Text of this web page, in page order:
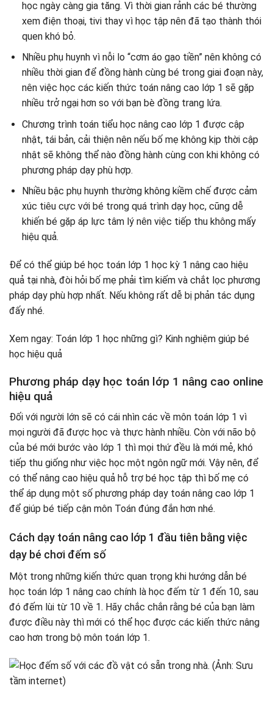
học ngày càng gia tăng. Vì thời gian rảnh các bé thường
xem điện thoại, tivi thay vì học tập nên đã tạo thành thói
quen khó bỏ.
Nhiều phụ huynh vì nỗi lo “cơm áo gạo tiền” nên không có
nhiều thời gian để đồng hành cùng bé trong giai đoạn này,
nên việc học các kiến thức toán nâng cao lớp 1 sẽ gặp
nhiều trở ngại hơn so với bạn bè đồng trang lứa.
Chương trình toán tiểu học nâng cao lớp 1 được cập
nhật, tái bản, cải thiện nên nếu bố mẹ không kịp thời cập
nhật sẽ không thể nào đồng hành cùng con khi không có
phương pháp dạy phù hợp.
Nhiều bậc phụ huynh thường không kiềm chế được cảm
xúc tiêu cực với bé trong quá trình dạy học, cũng dễ
khiến bé gặp áp lực tâm lý nên việc tiếp thu không mấy
hiệu quả.
Để có thể giúp bé học toán lớp 1 học kỳ 1 nâng cao hiệu
quả tại nhà, đòi hỏi bố mẹ phải tìm kiếm và chắt lọc phương
pháp dạy phù hợp nhất. Nếu không rất dễ bị phản tác dụng
đấy nhé.
Xem ngay: Toán lớp 1 học những gì? Kinh nghiệm giúp bé
học hiệu quả
Phương pháp dạy học toán lớp 1 nâng cao online
hiệu quả
Đối với người lớn sẽ có cái nhìn các về môn toán lớp 1 vì
mọi người đã được học và thực hành nhiều. Còn với não bộ
của bé mới bước vào lớp 1 thì mọi thứ đều là mới mẻ, khó
tiếp thu giống như việc học một ngôn ngữ mới. Vậy nên, để
có thể nâng cao hiệu quả hỗ trợ bé học tập thì bố mẹ có
thể áp dụng một số phương pháp dạy toán nâng cao lớp 1
để giúp bé tiếp cận môn Toán đúng đắn hơn nhé.
Cách dạy toán nâng cao lớp 1 đầu tiên bằng việc
dạy bé chơi đếm số
Một trong những kiến thức quan trọng khi hướng dẫn bé
học toán lớp 1 nâng cao chính là học đếm từ 1 đến 10, sau
đó đếm lùi từ 10 về 1. Hãy chắc chắn rằng bé của bạn làm
được điều này thì mới có thể học được các kiến thức nâng
cao hơn trong bộ môn toán lớp 1.